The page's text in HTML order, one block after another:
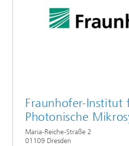
Fraunhofer-Institut
Photonische
Maria-Reiche-Straße 2
01109 Dresden